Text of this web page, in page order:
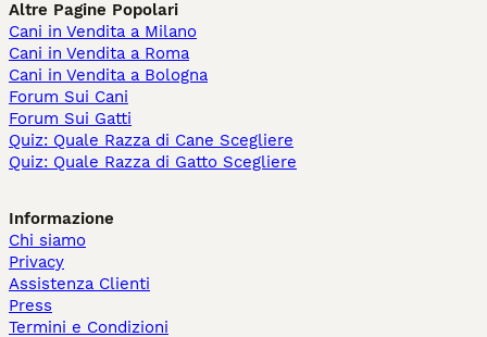
Altre Pagine Popolari
Cani in Vendita a Milano
Cani in Vendita a Roma
Cani in Vendita a Bologna
Forum Sui Cani
Forum Sui Gatti
Quiz: Quale Razza di Cane Scegliere
Quiz: Quale Razza di Gatto Scegliere
Informazione
Chi siamo
Privacy
Assistenza Clienti
Press
Termini e Condizioni